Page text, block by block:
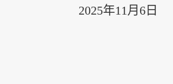
2025年11月6日